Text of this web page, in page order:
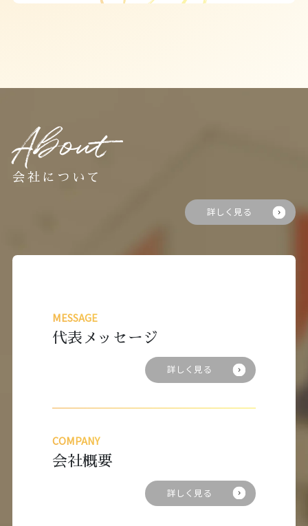
About
会社について
詳しく見る
MESSAGE
代表メッセージ
詳しく見る
COMPANY
会社概要
詳しく見る